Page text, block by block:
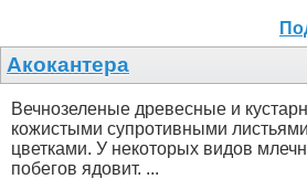
Акокантера
Вечнозеленые древесные и
кожистыми супротивными
цветками. У некоторых видов
побегов ядовит. ...